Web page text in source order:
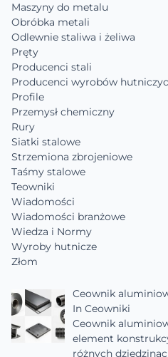
Maszyny do metalu
Obróbka metali
Odlewnie staliwa i żeliwa
Pręty
Producenci stali
Producenci wyrobów
Profile
Przemysł chemiczny
Rury
Siatki stalowe
Strzemiona zbrojeniowe
Taśmy stalowe
Teowniki
Wiadomości
Wiadomości branżowe
Wiedza i Normy
Wyroby hutnicze
Złom
Ceownik
In Ceowniki
Ceownik
element
różnych